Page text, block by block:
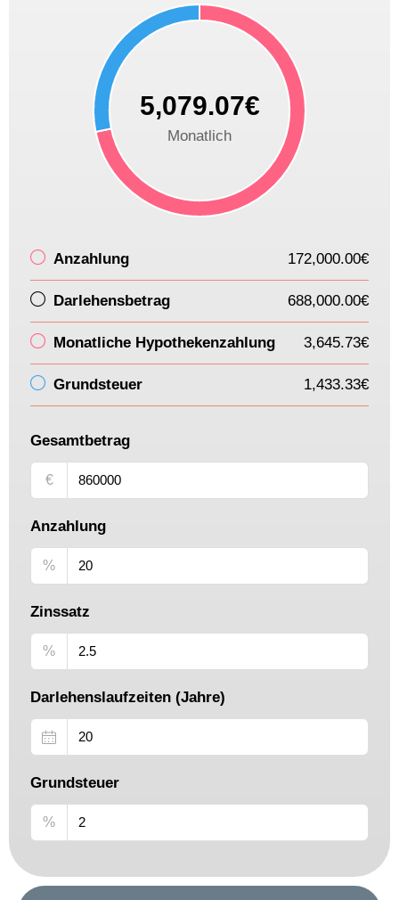
5,079.07€
Monatlich
Anzahlung 172,000.00€
Darlehensbetrag 688,000.00€
Monatliche Hypothekenzahlung 3,645.73€
Grundsteuer 1,433.33€
Gesamtbetrag
€
Anzahlung
%
Zinssatz
%
Darlehenslaufzeiten (Jahre)
Grundsteuer
%